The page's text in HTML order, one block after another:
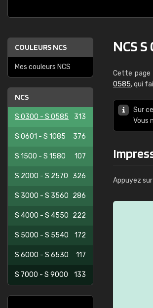
COULEURS NCS
Mes couleurs NCS
NCS
S 0300 - S 0585 313
S 0601 - S 1085 376
S 1500 - S 1580 107
S 2000 - S 2570 326
S 3000 - S 3560 286
S 4000 - S 4550 222
S 5000 - S 5540 172
S 6000 - S 6530 117
S 7000 - S 9000 133
NCS
Cette page
0585, qui
Sur
Vous
Appuyez